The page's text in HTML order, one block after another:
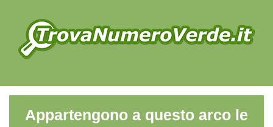
Appartengono a questo arco le